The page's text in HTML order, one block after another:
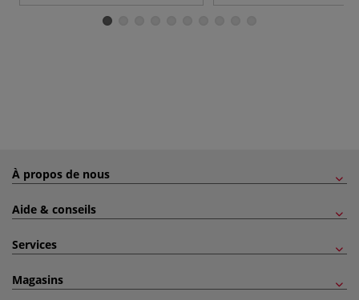
À propos de nous
Aide & conseils
Services
Magasins